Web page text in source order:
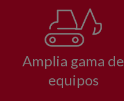
Amplia gama de
equipos